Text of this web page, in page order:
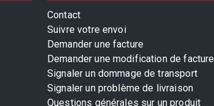
Contact
Suivre votre envoi
Demander une facture
Demander une modification de facture
Signaler un dommage de transport
Signaler un problème de livraison
Questions générales sur un produit